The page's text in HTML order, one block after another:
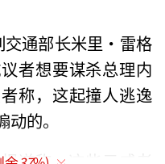
交通部长米里·雷格
者想要谋杀总理内
称，这起撞人逃逸
的。